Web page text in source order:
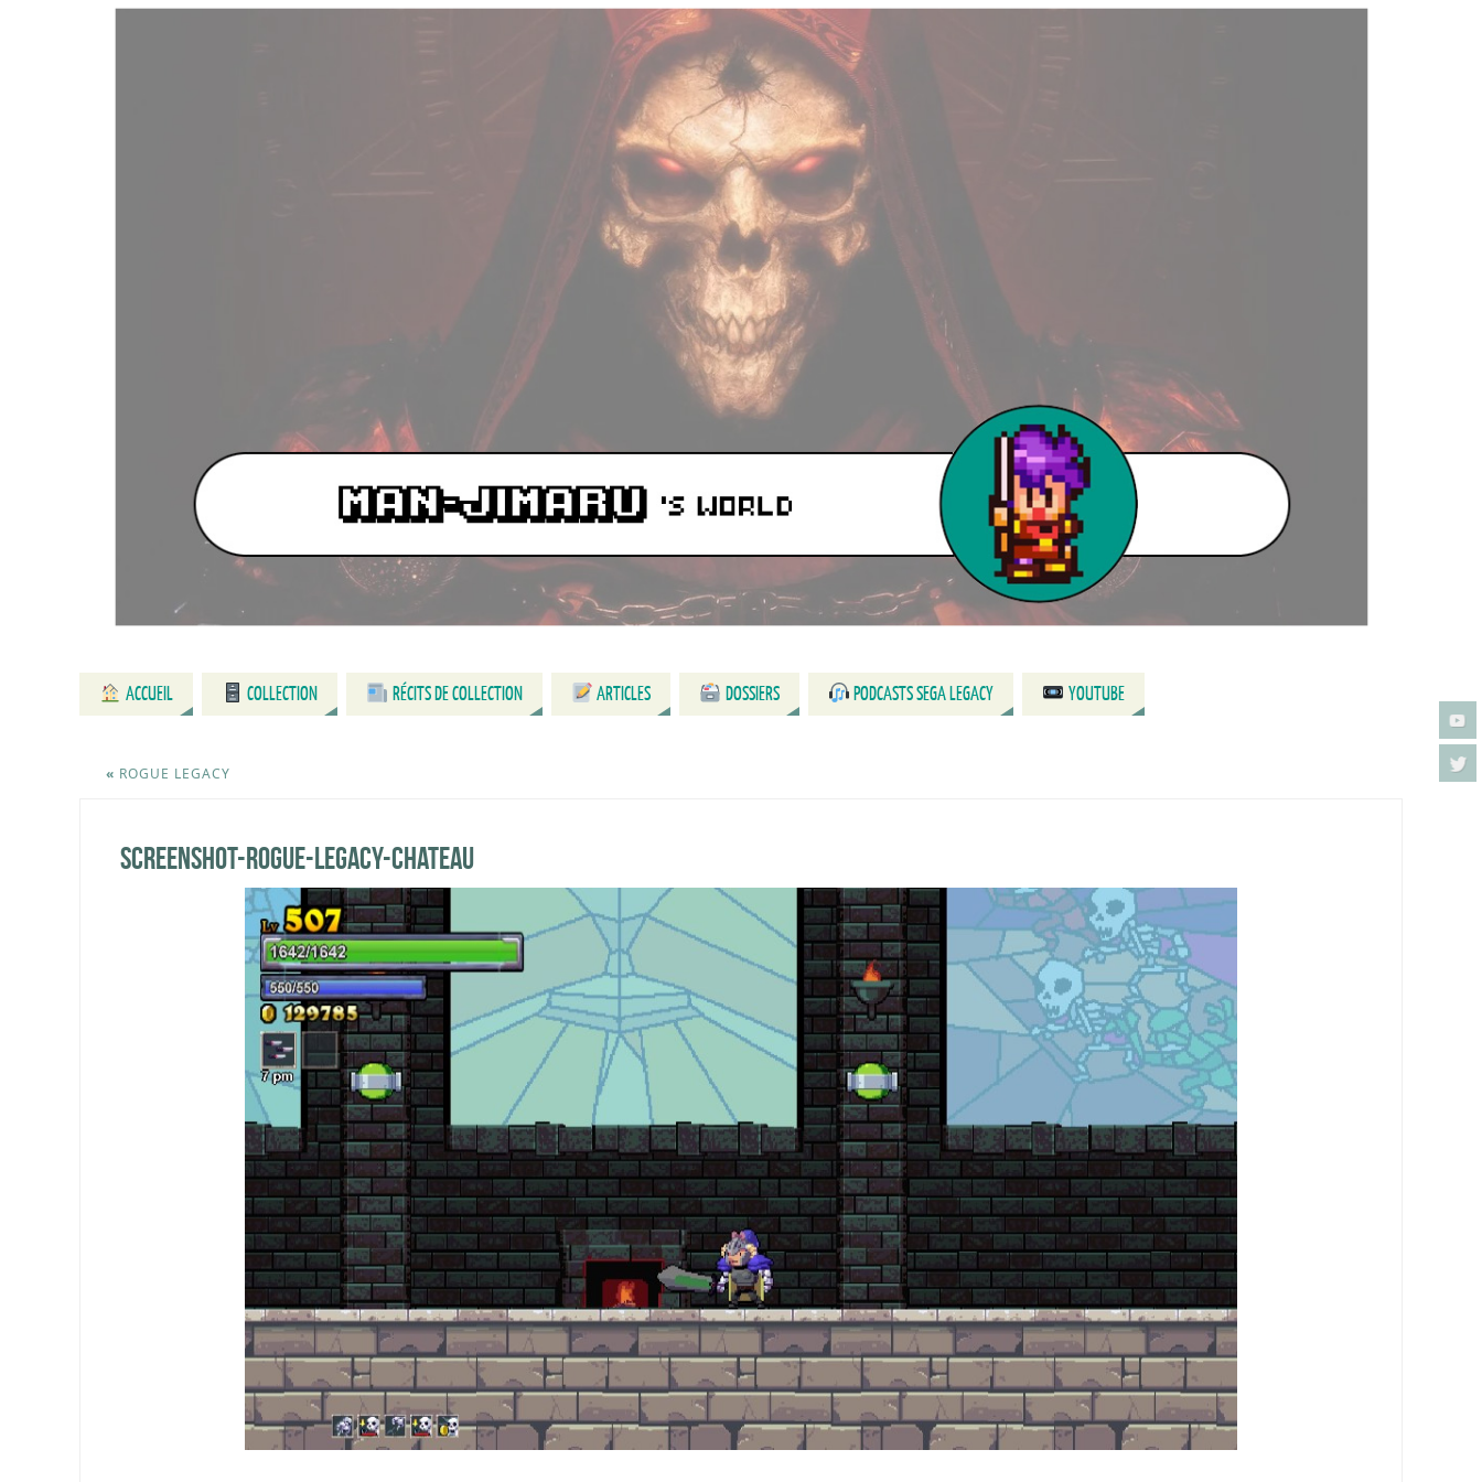
ACCUEIL COLLECTION RÉCITS DE COLLECTION ARTICLES DOSSIERS PODCASTS SEGA LEGACY YOUTUBE
« ROGUE LEGACY
screenshot-rogue-legacy-chateau